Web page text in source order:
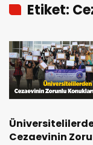
Etiket:
Cezaevinin